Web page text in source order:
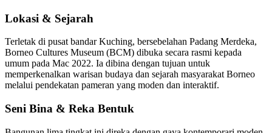
Lokasi & Sejarah
Terletak di pusat bandar Kuching, bersebelahan Padang Merdeka,
Borneo Cultures Museum (BCM) dibuka secara rasmi kepada
umum pada Mac 2022. Ia dibina dengan tujuan untuk
memperkenalkan warisan budaya dan sejarah masyarakat Borneo
melalui pendekatan pameran yang moden dan interaktif.
Seni Bina & Reka Bentuk